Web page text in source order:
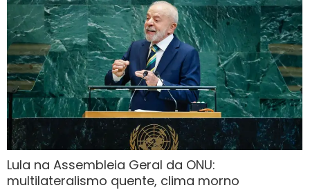
Lula na Assembleia Geral da ONU:
multilateralismo quente, clima morno